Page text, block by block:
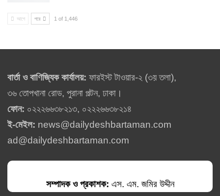
আগে পরে 1 of 1,446
বার্তা ও বাণিজ্যিক কার্যালয়: ফারইস্ট টাওয়ার-২ (৩য় তলা),
৩৬ তোপখানা রোড, পুরানা পল্টন, ঢাকা।
ফোন: ০২২২৬৬৩৮২১৩, ০২২২৬৬৩৮২১৪
ই-মেইল: news@dailydeshbartaman.com
ad@dailydeshbartaman.com
সম্পাদক ও প্রকাশক: এস. এম. জমির উদ্দীন